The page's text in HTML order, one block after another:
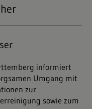
informiert
Umgang mit
zur
sowie zum